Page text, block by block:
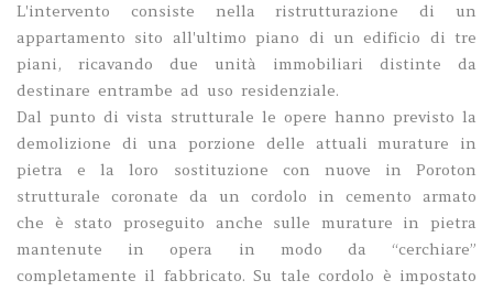
L'intervento consiste nella ristrutturazione di un
appartamento sito all'ultimo piano di un edificio di tre
piani, ricavando due unità immobiliari distinte da
destinare entrambe ad uso residenziale.
Dal punto di vista strutturale le opere hanno previsto la
demolizione di una porzione delle attuali murature in
pietra e la loro sostituzione con nuove in Poroton
strutturale coronate da un cordolo in cemento armato
che è stato proseguito anche sulle murature in pietra
mantenute in opera in modo da “cerchiare”
completamente il fabbricato. Su tale cordolo è impostato